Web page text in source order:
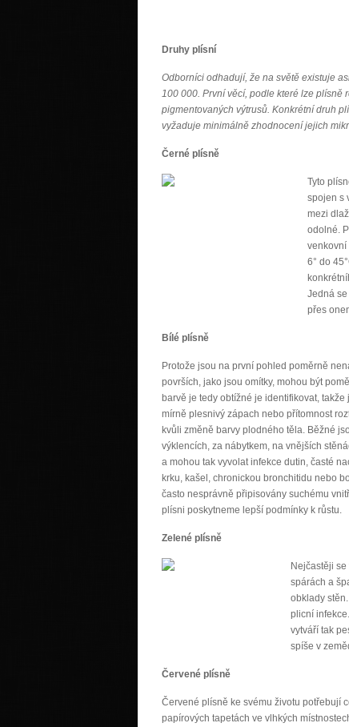
Druhy plísní
Odborníci odhadují, že na světě existuje
100 000. První věcí, podle které lze plísně
pigmentovaných výtrusů. Konkrétní druh
vyžaduje minimálně zhodnocení jejich
Černé plísně
Tyto
spojen s
mezi
odolné.
venkovní
6° do
Jedná
přes
Bílé plísně
Protože jsou na první pohled poměrně
površích, jako jsou omítky, mohou být
barvě je tedy obtížné je identifikovat,
mírně plesnivý zápach nebo přítomnost
kvůli změně barvy plodného těla. Běžné
výklencích, za nábytkem, na vnějších
a mohou tak vyvolat infekce dutin, časté
krku, kašel, chronickou bronchitidu nebo
často nesprávně připisovány suchému
plísni poskytneme lepší podmínky k růstu.
Zelené plísně
Nejčastěji
spárách a
obklady
plicní
vytváří tak
spíše v
Červené plísně
Červené plísně ke svému životu potřebují
papírových tapetách ve vlhkých